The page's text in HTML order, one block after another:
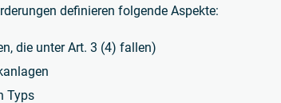
definieren folgende Aspekte:
die unter Art. 3 (4) fallen)
Typs